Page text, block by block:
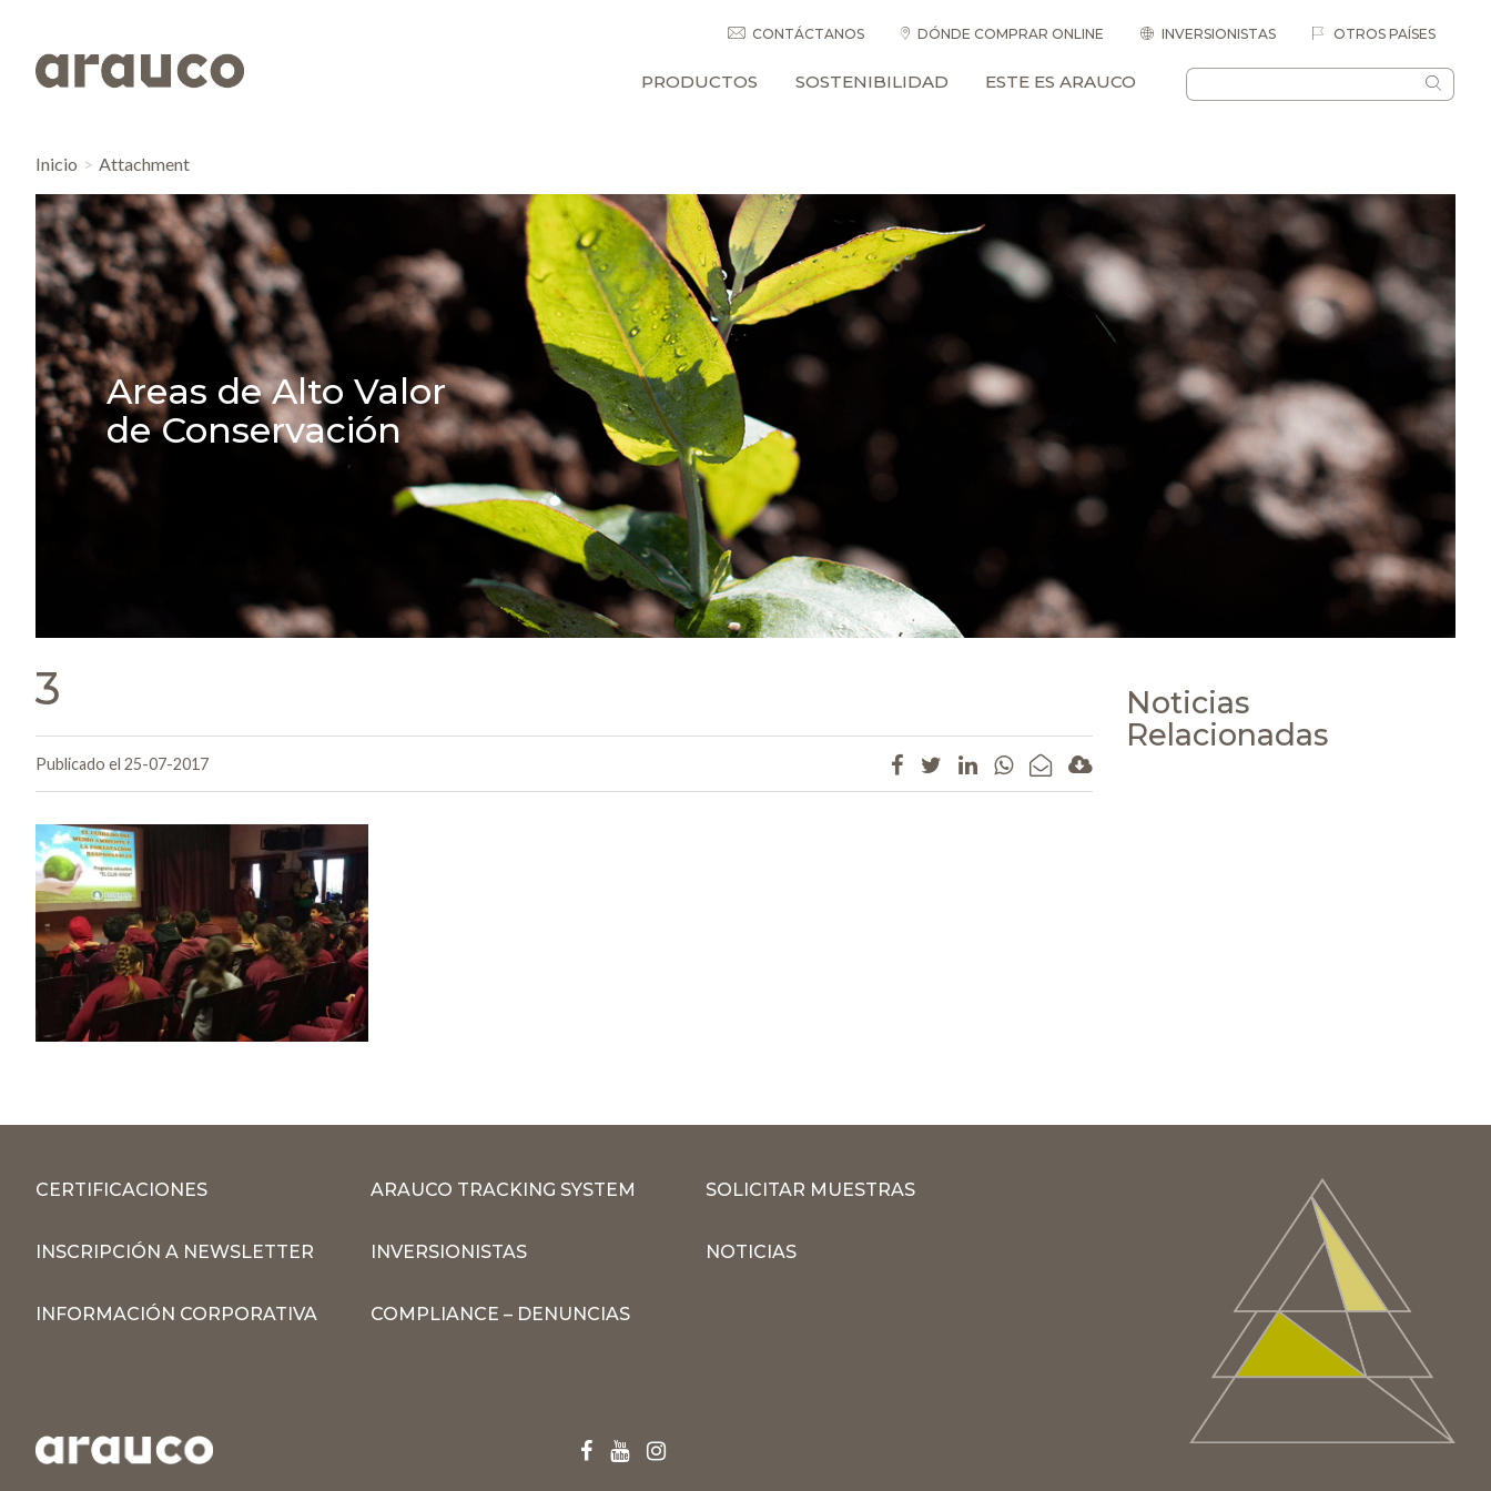
CONTÁCTANOS DÓNDE COMPRAR ONLINE INVERSIONISTAS OTROS PAÍSES
PRODUCTOS SOSTENIBILIDAD ESTE ES ARAUCO
Inicio Attachment
Areas de Alto Valor
de Conservación
3
Publicado el 25-07-2017
Noticias
Relacionadas
CERTIFICACIONES ARAUCO TRACKING SYSTEM SOLICITAR MUESTRAS
INSCRIPCIÓN A NEWSLETTER INVERSIONISTAS NOTICIAS
INFORMACIÓN CORPORATIVA COMPLIANCE – DENUNCIAS